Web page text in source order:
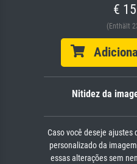
€
(Enthält
Nitidez da
Caso você deseje ajustes
personalizado da
essas alterações sem